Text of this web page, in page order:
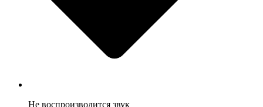
Не воспроизводится звук